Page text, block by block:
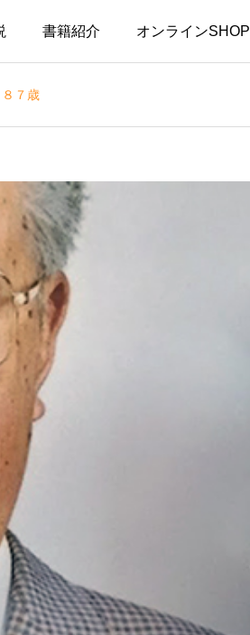
書籍紹介 オンラインSHOP
７歳